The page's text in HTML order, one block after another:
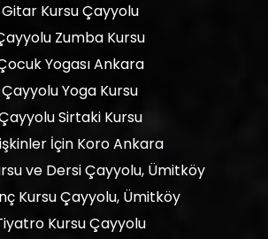
Gitar Kursu Çayyolu
Zumba Kursu
Yogası Ankara
Çayyolu Yoga Kursu
Sirtaki Kursu
İçin Koro Ankara
ve Dersi Çayyolu, Ümitköy
Kursu Çayyolu, Ümitköy
Kursu Çayyolu